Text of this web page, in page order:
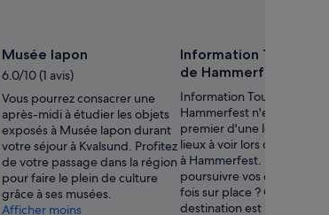
Musée lapon
6.0/10 (1 avis)
Vous pourrez consacrer une
après-midi à étudier les objets
exposés à Musée lapon durant
votre séjour à Kvalsund. Profitez
de votre passage dans la région
pour faire le plein de culture
grâce à ses musées.
Afficher moins
Information
de Hammerfest
Information Touristique de
Hammerfest n'est que le
premier d'une longue liste
lieux à voir lors de votre
à Hammerfest. Pourquoi
poursuivre vos
fois sur place ? Cette
destination est parfaite